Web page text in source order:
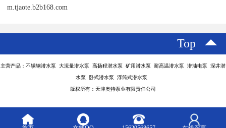
m.tjaote.b2b168.com
Top
主营产品：不锈钢潜水泵 大流量潜水泵 高扬程潜水泵 矿用潜水泵 耐高温潜水泵 潜油电泵 深井潜
水泵 卧式潜水泵 浮筒式潜水泵
版权所有：天津奥特泵业有限责任公司